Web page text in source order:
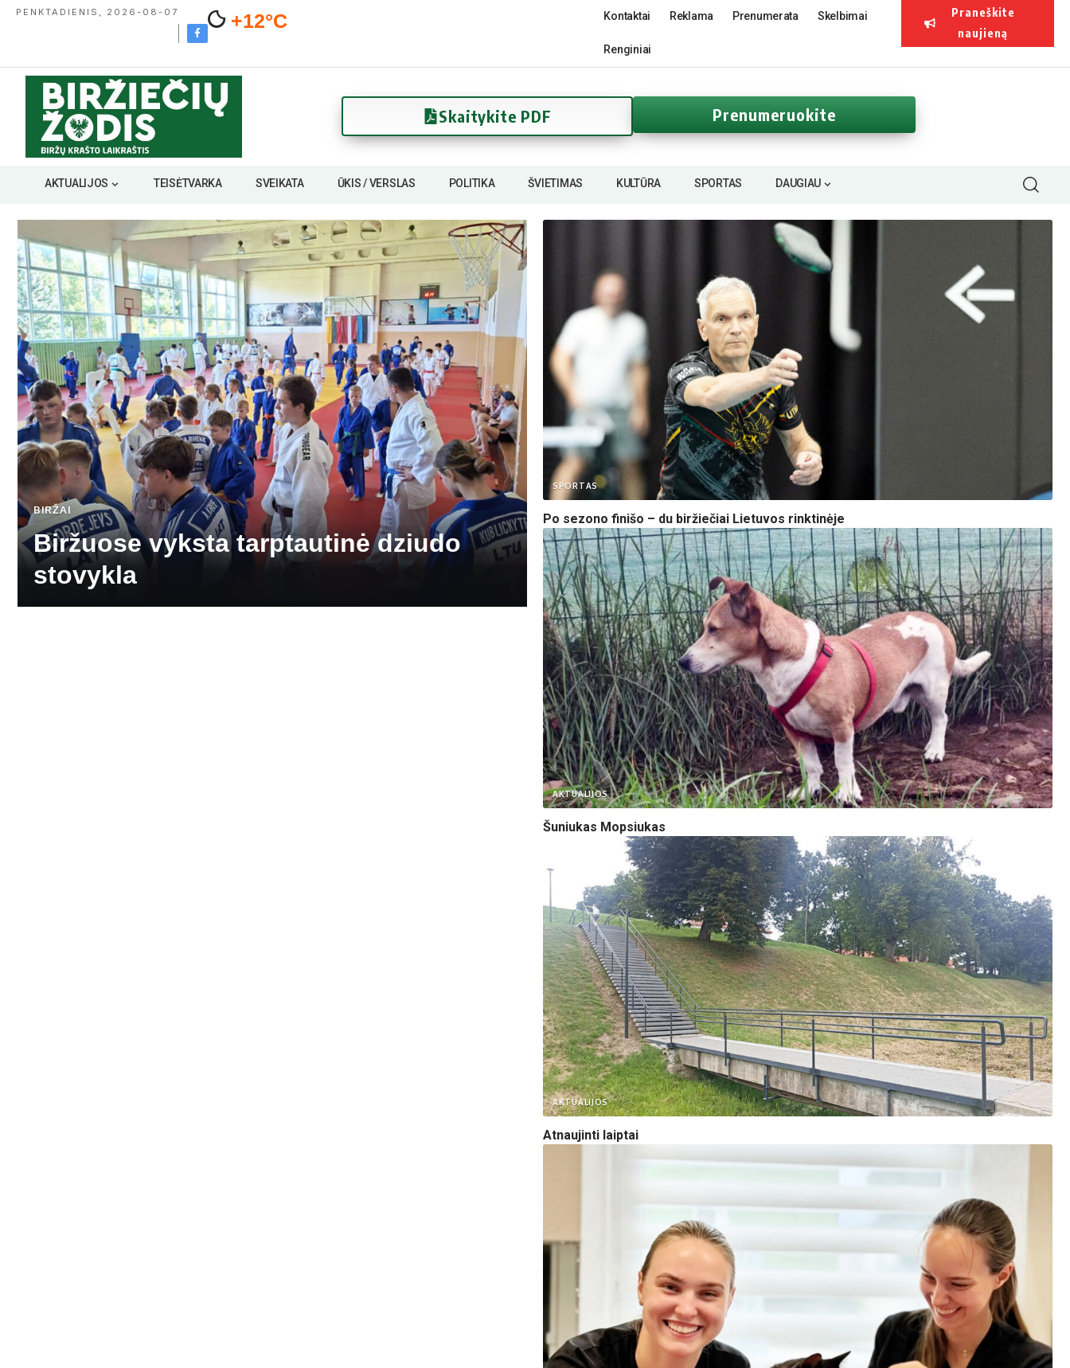
PENKTADIENIS, 2026-08-07 +12°C Kontaktai Reklama Prenumerata Skelbimai
Renginiai
Praneškite
naujieną
Skaitykite PDF Prenumeruokite
AKTUALIJOS TEISĖTVARKA SVEIKATA ŪKIS / VERSLAS POLITIKA ŠVIETIMAS KULTŪRA SPORTAS DAUGIAU
BIRŽAI
Biržuose vyksta tarptautinė dziudo
stovykla
SPORTAS
Po sezono finišo – du biržiečiai Lietuvos rinktinėje
Globos namų nuotr.
AKTUALIJOS
Šuniukas Mopsiukas
V. Lesčinskienės nuotr.
AKTUALIJOS
Atnaujinti laiptai